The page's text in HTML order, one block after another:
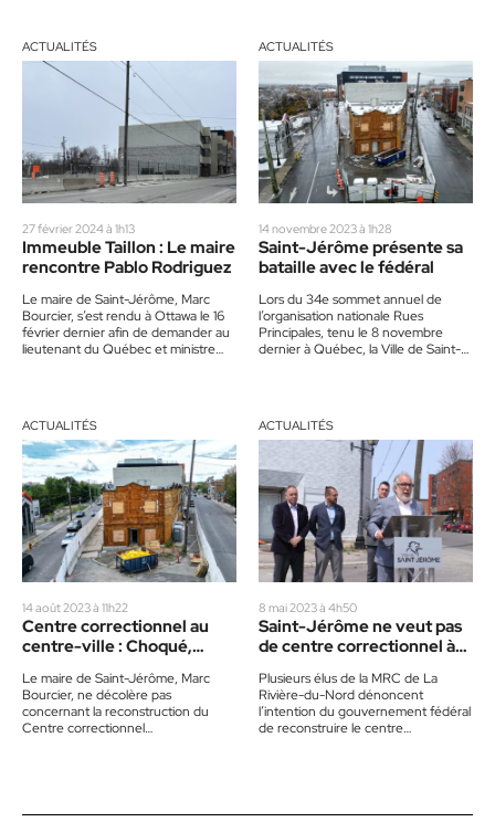
ACTUALITÉS
27 février 2024 à 1h13
Immeuble Taillon : Le maire
rencontre Pablo Rodriguez
Le maire de Saint-Jérôme, Marc
Bourcier, s’est rendu à Ottawa le 16
février dernier afin de demander au
lieutenant du Québec et ministre
ACTUALITÉS
14 novembre 2023 à 1h28
Saint-Jérôme présente sa
bataille avec le fédéral
Lors du 34e sommet annuel de
l’organisation nationale Rues
Principales, tenu le 8 novembre
dernier à Québec, la Ville de Saint-
ACTUALITÉS
14 août 2023 à 11h22
Centre correctionnel au
centre-ville : Choqué,
Trudeau d’intervenir
Le maire de Saint-Jérôme, Marc
Bourcier, ne décolère pas
concernant la reconstruction du
Centre correctionnel
ACTUALITÉS
8 mai 2023 à 4h50
Saint-Jérôme ne veut pas
de centre correctionnel à
Plusieurs élus de la MRC de La
Rivière-du-Nord dénoncent
l’intention du gouvernement fédéral
de reconstruire le centre